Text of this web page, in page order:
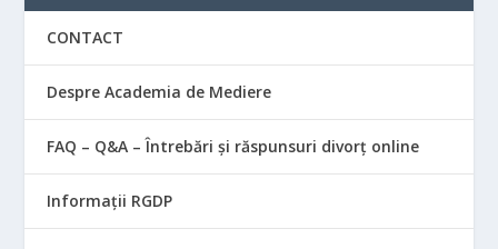
CONTACT
Despre Academia de Mediere
FAQ – Q&A – Întrebări și răspunsuri divorț online
Informații RGDP